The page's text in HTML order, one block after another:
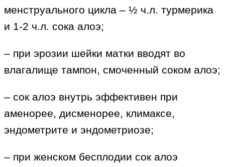
менструального цикла – ½ ч.л. турмерика
и 1-2 ч.л. сока алоэ;
– при эрозии шейки матки вводят во
влагалище тампон, смоченный соком алоэ;
– сок алоэ внутрь эффективен при
аменорее, дисменорее, климаксе,
эндометрите и эндометриозе;
– при женском бесплодии сок алоэ